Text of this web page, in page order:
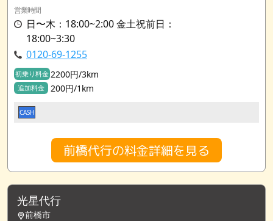
営業時間
日〜木：18:00~2:00 金土祝前日：
18:00~3:30
0120-69-1255
初乗り料金 2200円/3km
追加料金 200円/1km
CASH
前橋代行の料金詳細を見る
光星代行
前橋市